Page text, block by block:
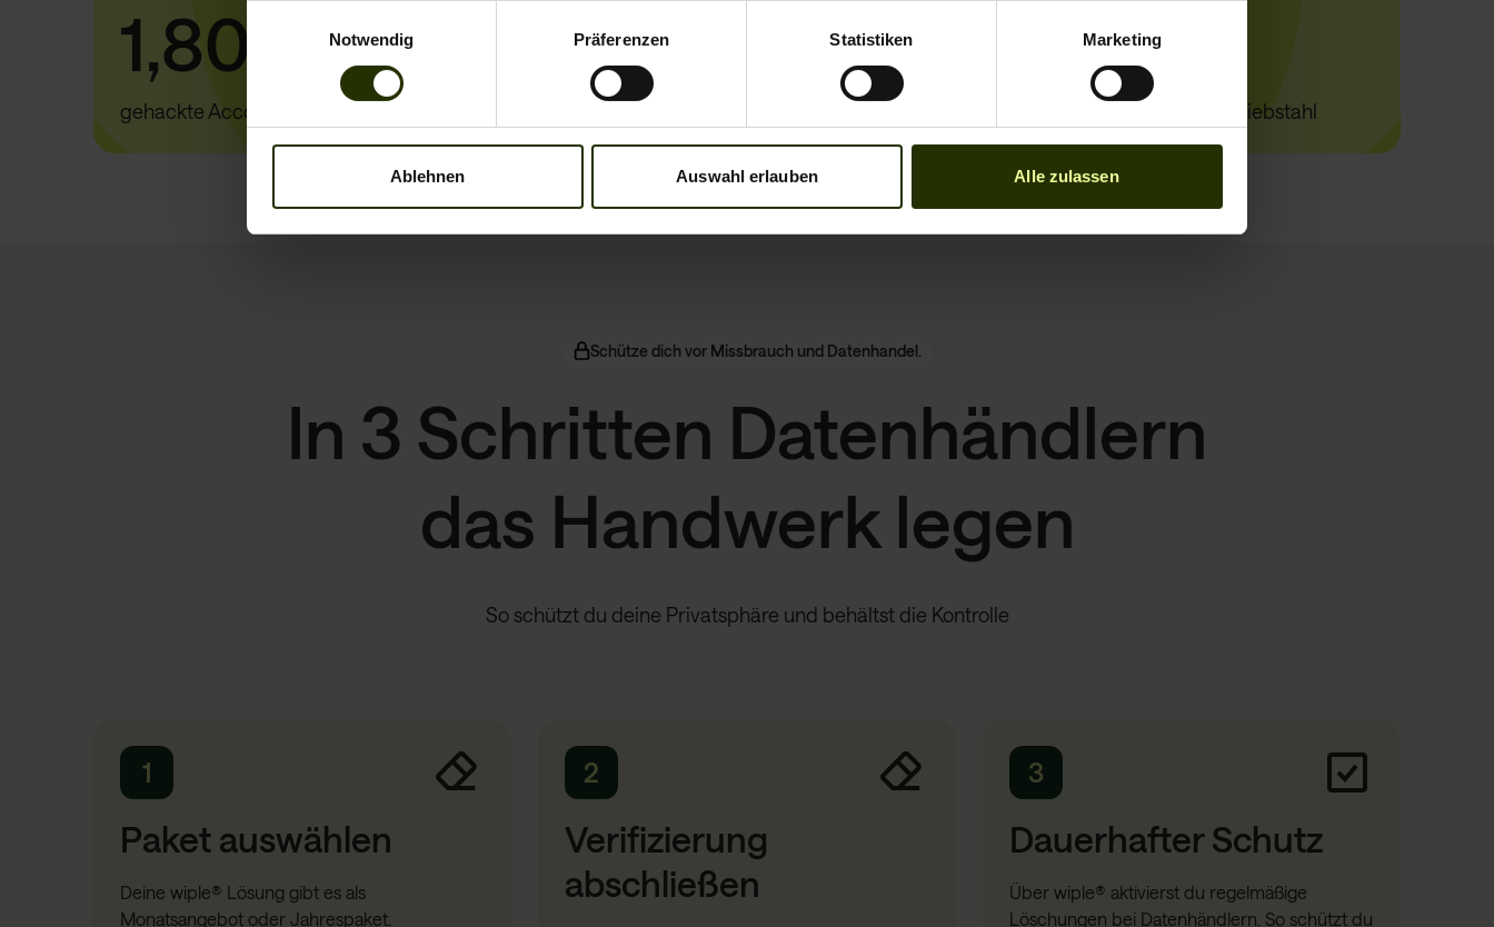
Notwendig
Präferenzen Statistiken Marketing
Ablehnen Auswahl erlauben Alle zulassen
1,800,000
gehackte Accounts in Deutschland / Jahr
5,000,000 Jeder
bereits Opfer von Identitätsdiebstahl
Schütze dich vor Missbrauch und Datenhandel.
In 3 Schritten Datenhändlern
das Handwerk legen
So schützt du deine Privatsphäre und behältst die Kontrolle
1
Paket auswählen
Deine wiple® Lösung gibt es als
Monatsangebot oder Jahrespaket.
2
Verifizierung
abschließen
3
Dauerhafter Schutz
Über wiple® aktivierst du regelmäßige
Löschungen bei Datenhändlern. So schützt du